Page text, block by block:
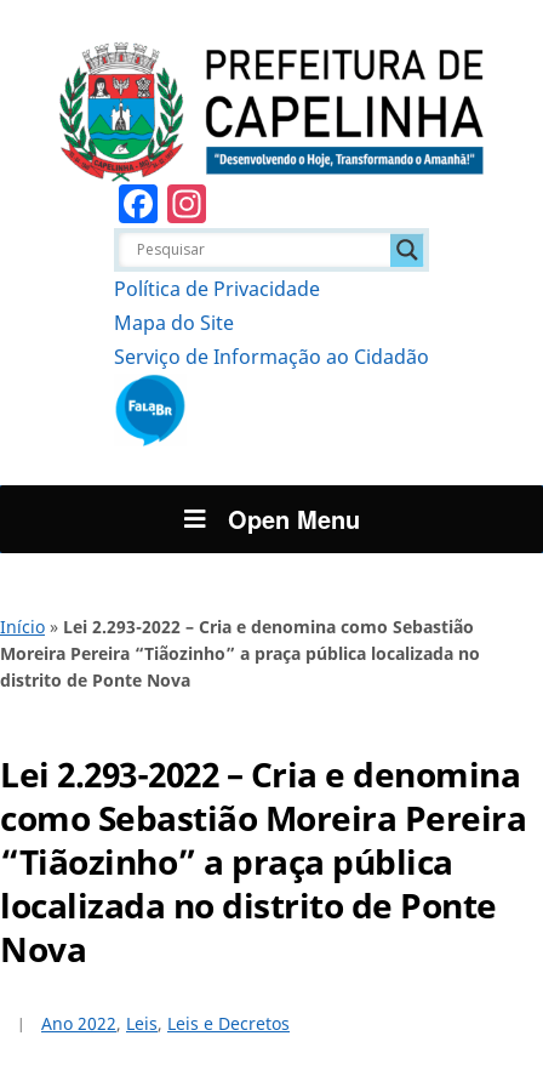
Facebook
Política de Privacidade
Mapa do Site
Serviço de Informação ao Cidadão
Open Menu
Início » Lei 2.293-2022 – Cria e denomina como Sebastião
Moreira Pereira “Tiãozinho” a praça pública localizada no
distrito de Ponte Nova
Lei 2.293-2022 – Cria e denomina
como Sebastião Moreira Pereira
“Tiãozinho” a praça pública
localizada no distrito de Ponte
Nova
Ano 2022, Leis, Leis e Decretos